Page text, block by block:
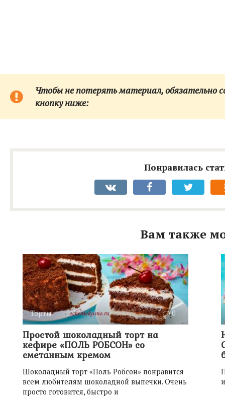
Чтобы не потерять материал, обязательно
кнопку ниже:
Понравилась
Вам также
Торты 0
Простой шоколадный торт на
кефире «ПОЛЬ РОБСОН» со
сметанным кремом
Шоколадный торт «Поль Робсон» понравится
всем любителям шоколадной выпечки. Очень
просто готовится, быстро и